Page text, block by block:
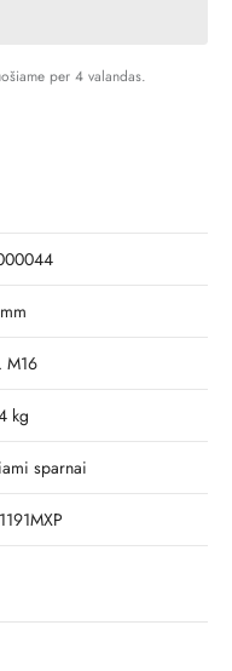
per 4 valandas.
M16
kg
sparnai